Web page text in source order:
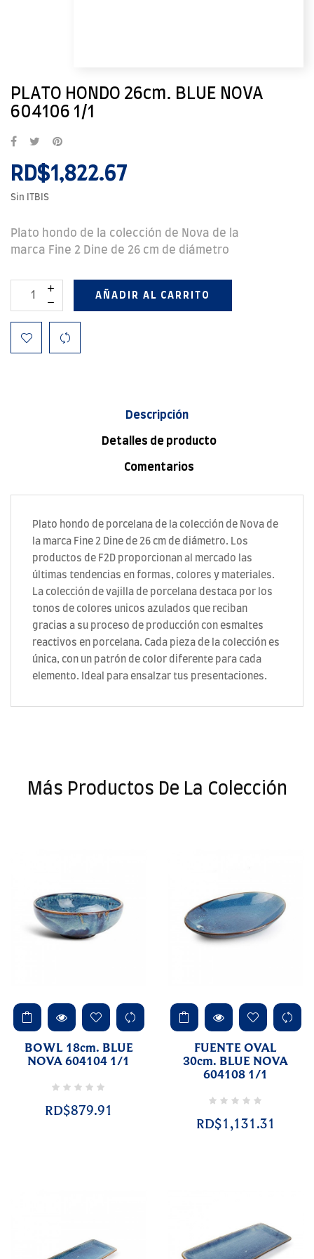
PLATO HONDO 26cm. BLUE NOVA
604106 1/1
RD$1,822.67
Sin ITBIS
Plato hondo de la colección de Nova de la
marca Fine 2 Dine de 26 cm de diámetro
AÑADIR AL CARRITO
Descripción
Detalles de producto
Comentarios
Plato hondo de porcelana de la colección de Nova de
la marca Fine 2 Dine de 26 cm de diámetro. Los
productos de F2D proporcionan al mercado las
últimas tendencias en formas, colores y materiales.
La colección de vajilla de porcelana destaca por los
tonos de colores unicos azulados que reciban
gracias a su proceso de producción con esmaltes
reactivos en porcelana. Cada pieza de la colección es
única, con un patrón de color diferente para cada
elemento. Ideal para ensalzar tus presentaciones.
Más Productos De La Colección
BOWL 18cm. BLUE
NOVA 604104 1/1
RD$879.91
FUENTE OVAL
30cm. BLUE NOVA
604108 1/1
RD$1,131.31